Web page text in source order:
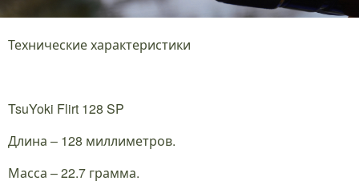
Технические характеристики
TsuYoki Flirt 128 SP
Длина – 128 миллиметров.
Масса – 22.7 грамма.